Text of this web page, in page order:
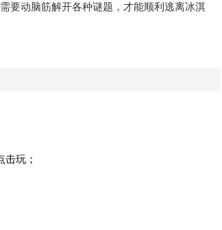
要动脑筋解开各种谜题，才能顺利逃离冰淇
玩；